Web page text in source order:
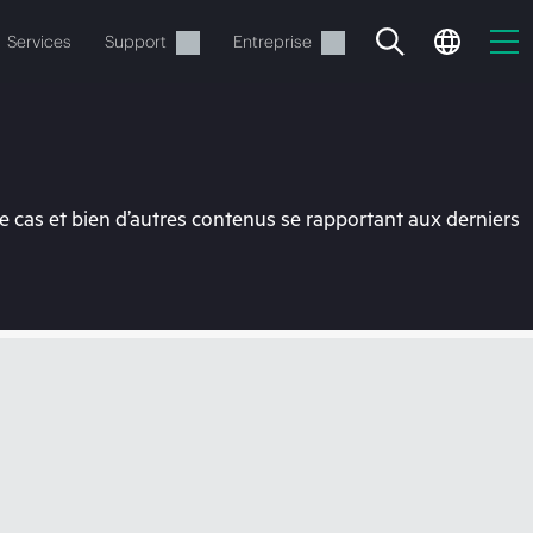
Services Support Entreprise
et bien d’autres contenus se rapportant aux derniers